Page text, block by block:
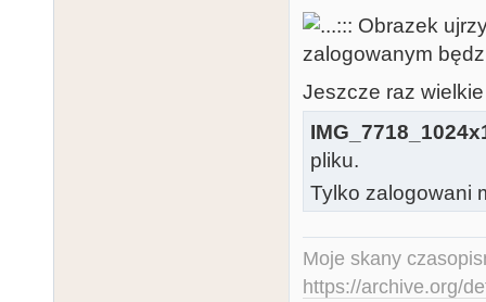
Jeszcze raz
pliku.
Tylko zalogowani
Moje skany
https://archive.org/